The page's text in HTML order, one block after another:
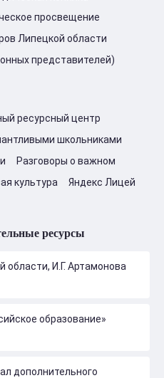
просвещение
Липецкой области
представителей)
ресурсный центр
школьниками
Разговоры о важном
культура Яндекс Лицей
ресурсы
области, И.Г. Артамонова
образование»
дополнительного